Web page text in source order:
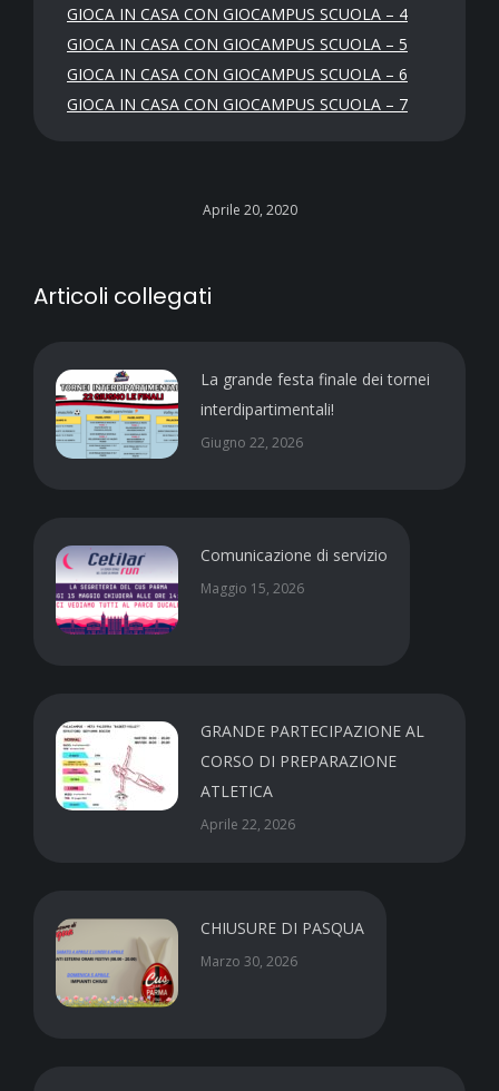
GIOCA IN CASA CON GIOCAMPUS SCUOLA – 4
GIOCA IN CASA CON GIOCAMPUS SCUOLA – 5
GIOCA IN CASA CON GIOCAMPUS SCUOLA – 6
GIOCA IN CASA CON GIOCAMPUS SCUOLA – 7
Aprile 20, 2020
Articoli collegati
La grande festa finale dei tornei
interdipartimentali!
Giugno 22, 2026
Comunicazione di servizio
Maggio 15, 2026
GRANDE PARTECIPAZIONE AL
CORSO DI PREPARAZIONE
ATLETICA
Aprile 22, 2026
CHIUSURE DI PASQUA
Marzo 30, 2026